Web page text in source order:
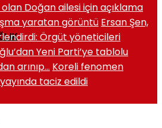
Doğan ailesi için açıklama
yaratan görüntü Ersan Şen,
Örgüt yöneticileri
Yeni Parti’ye tablolu
arınıp… Koreli fenomen
taciz edildi